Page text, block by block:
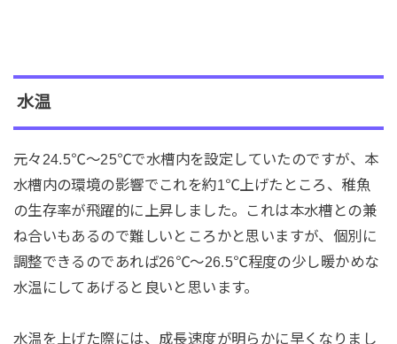
水温
元々24.5℃～25℃で水槽内を設定していたのですが、本
水槽内の環境の影響でこれを約1℃上げたところ、稚魚
の生存率が飛躍的に上昇しました。これは本水槽との兼
ね合いもあるので難しいところかと思いますが、個別に
調整できるのであれば26℃～26.5℃程度の少し暖かめな
水温にしてあげると良いと思います。
水温を上げた際には、成長速度が明らかに早くなりまし